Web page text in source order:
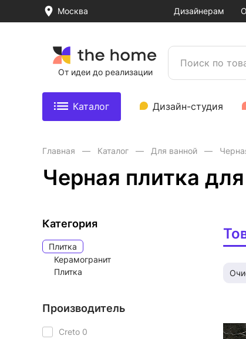
Москва Дизайнерам
От идеи до реализации
Каталог Дизайн-студия
Главная Каталог Для ванной
Черная плитка
Категория
Плитка
Керамогранит
Плитка
Производитель
Creto 0